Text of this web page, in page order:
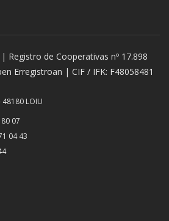
Registro de Cooperativas nº 17.898
Erregistroan | CIF / IFK: F48058481
LOIU
07
04 43